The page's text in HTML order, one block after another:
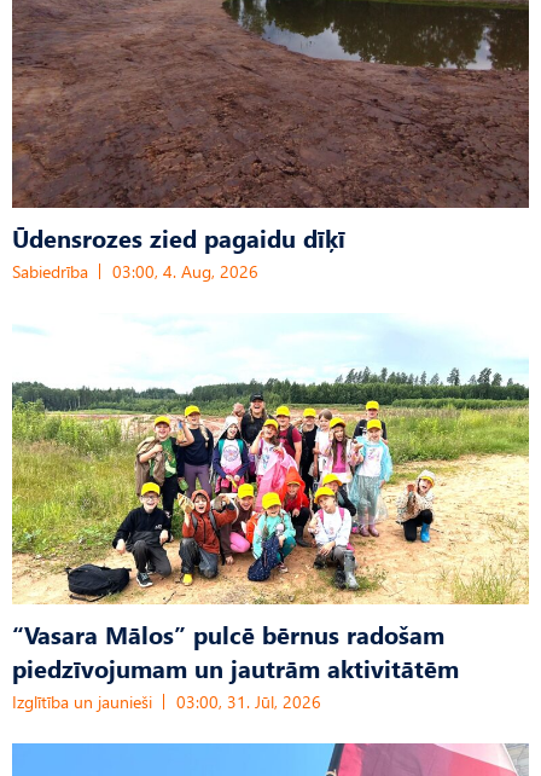
Ūdensrozes zied pagaidu dīķī
Sabiedrība 03:00, 4. Aug, 2026
“Vasara Mālos” pulcē bērnus radošam
piedzīvojumam un jautrām aktivitātēm
Izglītība un jaunieši 03:00, 31. Jūl, 2026